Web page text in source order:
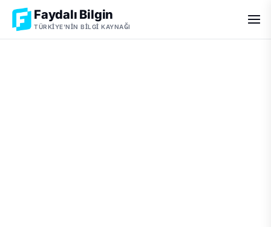
Faydalı Bilgin
TÜRKIYE'NIN BILGI KAYNAĞI